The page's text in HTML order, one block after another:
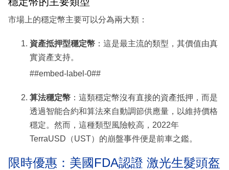
市場上的穩定幣主要可以分為兩大類：
資產抵押型穩定幣 ：這是最主流的類型，其價值由真
實資產支持。
##embed-label-0##
算法穩定幣 ：這類穩定幣沒有直接的資產抵押，而是
透過智能合約和算法來自動調節供應量，以維持價格
穩定。然而，這種類型風險較高，2022年
TerraUSD（UST）的崩盤事件便是前車之鑑。
限時優惠：美國FDA認證 激光生髮頭盔